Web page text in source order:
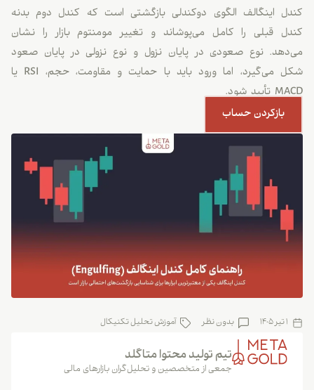
کندل اینگالف الگوی دوکندلی بازگشتی است که کندل دوم بدنه
کندل قبلی را کامل می‌پوشاند و تغییر مومنتوم بازار را نشان
می‌دهد. نوع صعودی در پایان نزول و نوع نزولی در پایان صعود
شکل می‌گیرد، اما ورود باید با حمایت و مقاومت، حجم، RSI یا
MACD تأیید شود.
بازکردن حساب
1 تیر 1405 بدون نظر آموزش تحلیل تکنیکال
تیم تولید محتوا متاگلد
جمعی از متخصصین و تحلیل‌گران بازارهای مالی